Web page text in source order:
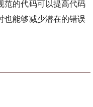
范的代码可以提高代码
也能够减少潜在的错误